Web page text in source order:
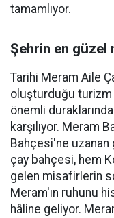
tamamlıyor.
Şehrin en güzel
Tarihi Meram Aile
oluşturduğu
önemli
karşılıyor. Meram
Bahçesi'ne uzanan
çay bahçesi, hem
gelen misafirlerin
Meram'ın ruhunu
hâline geliyor.